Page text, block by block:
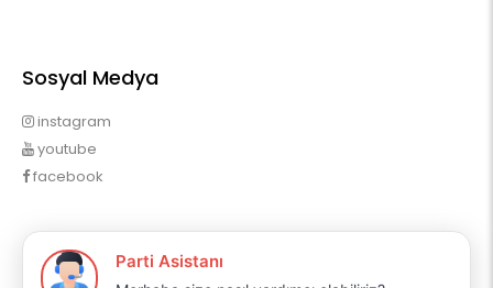
Sosyal Medya
instagram
youtube
facebook
Profilim